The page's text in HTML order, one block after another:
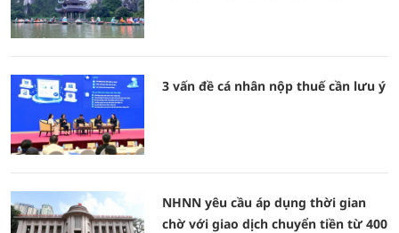
3 vấn đề cá nhân nộp thuế cần lưu ý
NHNN yêu cầu áp dụng thời gian
chờ với giao dịch chuyển tiền từ 400